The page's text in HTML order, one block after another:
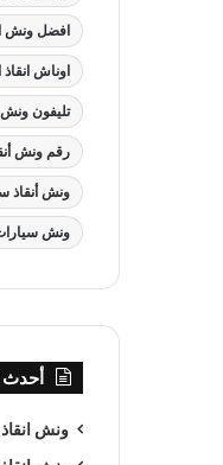
افضل ونش
اوناش
تليفون ونش
رقم ونش
ونش أنقاذ
ونش
أحدث
ونش